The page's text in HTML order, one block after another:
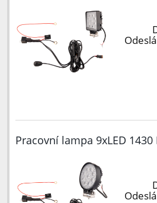
Pracovní lampa 9xLED